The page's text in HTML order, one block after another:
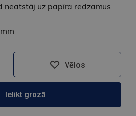
neatstāj uz papīra redzamus
Vēlos
Ielikt grozā